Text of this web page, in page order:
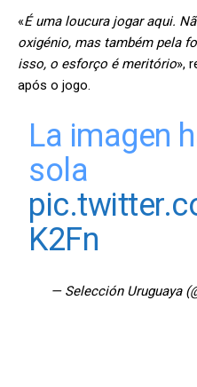
«É uma loucura jogar aqui.
oxigénio, mas também pela
isso, o esforço é meritório»,
após o jogo.
La imagen
sola
K2Fn
— Selección Uruguaya